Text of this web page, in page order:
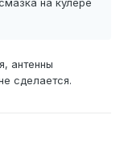
на кулере
антенны
сделается.